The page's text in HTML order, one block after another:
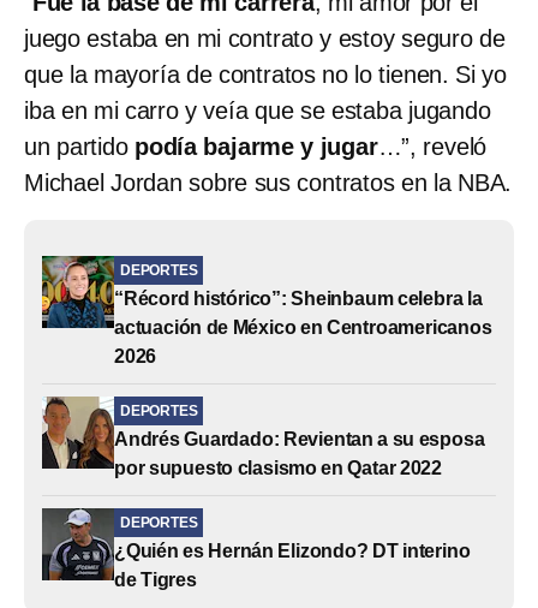
juego estaba en mi contrato y estoy seguro de
que la mayoría de contratos no lo tienen. Si yo
iba en mi carro y veía que se estaba jugando
un partido podía bajarme y jugar…”, reveló
Michael Jordan sobre sus contratos en la NBA.
DEPORTES
“Récord histórico”: Sheinbaum celebra la
actuación de México en Centroamericanos
2026
DEPORTES
Andrés Guardado: Revientan a su esposa
por supuesto clasismo en Qatar 2022
DEPORTES
¿Quién es Hernán Elizondo? DT interino
de Tigres